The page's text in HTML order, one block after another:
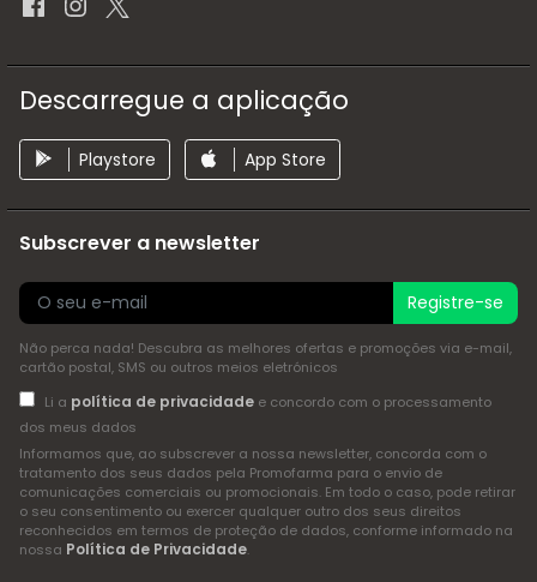
Descarregue a aplicação
Playstore App Store
Subscrever a newsletter
Registre-se
Não perca nada! Descubra as melhores ofertas e promoções via e-mail,
cartão postal, SMS ou outros meios eletrónicos
Li a política de privacidadee concordo com o processamento
dos meus dados
Informamos que, ao subscrever a nossa newsletter, concorda com o
tratamento dos seus dados pela Promofarma para o envio de
comunicações comerciais ou promocionais. Em todo o caso, pode retirar
o seu consentimento ou exercer qualquer outro dos seus direitos
reconhecidos em termos de proteção de dados, conforme informado na
nossa Política de Privacidade.